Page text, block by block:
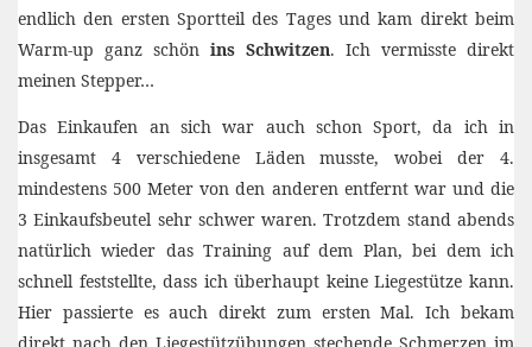
endlich den ersten Sportteil des Tages und kam direkt beim
Warm-up ganz schön ins Schwitzen. Ich vermisste direkt
meinen Stepper…
Das Einkaufen an sich war auch schon Sport, da ich in
insgesamt 4 verschiedene Läden musste, wobei der 4.
mindestens 500 Meter von den anderen entfernt war und die
3 Einkaufsbeutel sehr schwer waren. Trotzdem stand abends
natürlich wieder das Training auf dem Plan, bei dem ich
schnell feststellte, dass ich überhaupt keine Liegestütze kann.
Hier passierte es auch direkt zum ersten Mal. Ich bekam
direkt nach den Liegestützübungen stechende Schmerzen im